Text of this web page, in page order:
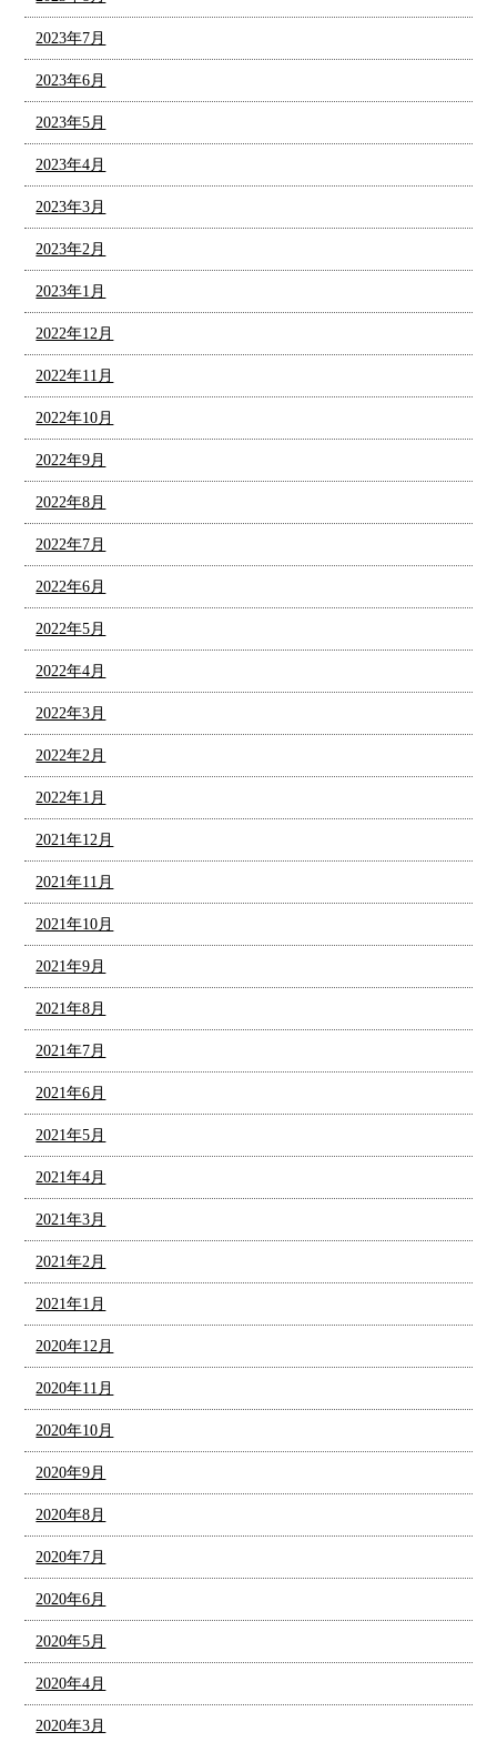
2023年7月
2023年6月
2023年5月
2023年4月
2023年3月
2023年2月
2023年1月
2022年12月
2022年11月
2022年10月
2022年9月
2022年8月
2022年7月
2022年6月
2022年5月
2022年4月
2022年3月
2022年2月
2022年1月
2021年12月
2021年11月
2021年10月
2021年9月
2021年8月
2021年7月
2021年6月
2021年5月
2021年4月
2021年3月
2021年2月
2021年1月
2020年12月
2020年11月
2020年10月
2020年9月
2020年8月
2020年7月
2020年6月
2020年5月
2020年4月
2020年3月